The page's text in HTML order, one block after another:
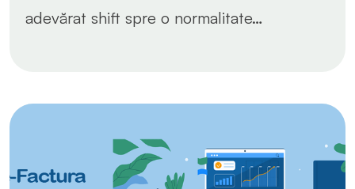
adevărat shift spre o normalitate…